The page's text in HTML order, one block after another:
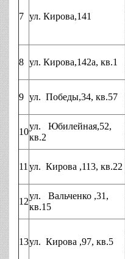
7 ул. Кирова,141
8 ул. Кирова,142а, кв.1
9 ул. Победы,34, кв.57
10
ул. Юбилейная,52,
кв.2
11 ул. Кирова ,113, кв.22
12
ул. Вальченко ,31,
кв.15
13ул. Кирова ,97, кв.5